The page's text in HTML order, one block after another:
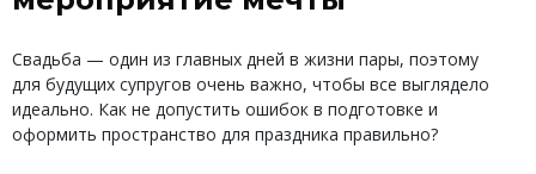
Свадьба — один из главных дней в жизни пары, поэтому
для будущих супругов очень важно, чтобы все выглядело
идеально. Как не допустить ошибок в подготовке и
оформить пространство для праздника правильно?